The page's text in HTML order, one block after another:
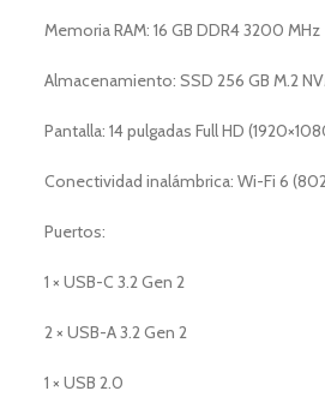
Memoria RAM: 16 GB DDR4 3200 MHz
Almacenamiento: SSD 256 GB M.2
Pantalla: 14 pulgadas Full HD
Conectividad inalámbrica: Wi-Fi 6
Puertos:
1 × USB-C 3.2 Gen 2
2 × USB-A 3.2 Gen 2
1 × USB 2.0